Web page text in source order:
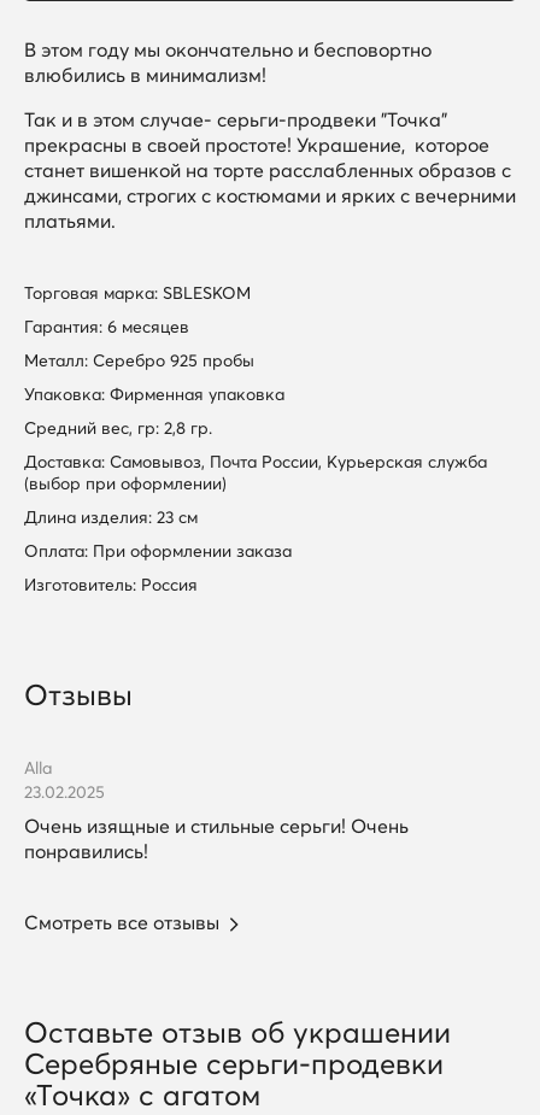
В этом году мы окончательно и бесповортно
влюбились в минимализм!
Так и в этом случае- серьги-продвеки "Точка"
прекрасны в своей простоте! Украшение, которое
станет вишенкой на торте расслабленных образов с
джинсами, строгих с костюмами и ярких с вечерними
платьями.
Торговая марка: SBLESKOM
Гарантия: 6 месяцев
Металл: Серебро 925 пробы
Упаковка: Фирменная упаковка
Средний вес, гр: 2,8 гр.
Доставка: Самовывоз, Почта России, Курьерская служба
(выбор при оформлении)
Длина изделия: 23 см
Оплата: При оформлении заказа
Изготовитель: Россия
Отзывы
Alla
23.02.2025
Очень изящные и стильные серьги! Очень
понравились!
Смотреть все отзывы
Оставьте отзыв об украшении
Серебряные серьги-продевки
«Точка» с агатом